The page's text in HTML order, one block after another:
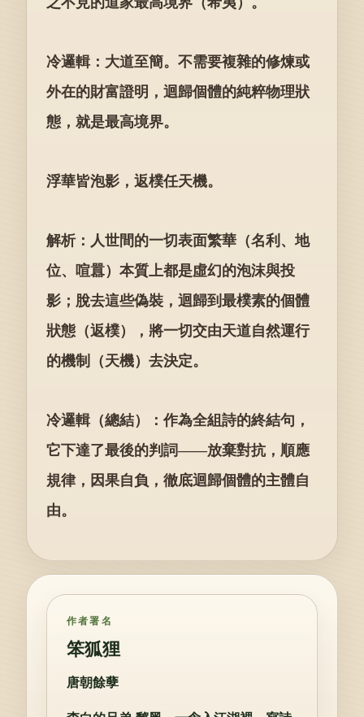
冷邏輯：大道至簡。不需要複雜的修煉或
外在的財富證明，迴歸個體的純粹物理狀
態，就是最高境界。
浮華皆泡影，返樸任天機。
解析：人世間的一切表面繁華（名利、地
位、喧囂）本質上都是虛幻的泡沫與投
影；脫去這些偽裝，迴歸到最樸素的個體
狀態（返樸），將一切交由天道自然運行
的機制（天機）去決定。
冷邏輯（總結）：作為全組詩的終結句，
它下達了最後的判詞——放棄對抗，順應
規律，因果自負，徹底迴歸個體的主體自
由。
作者署名
笨狐狸
唐朝餘孽